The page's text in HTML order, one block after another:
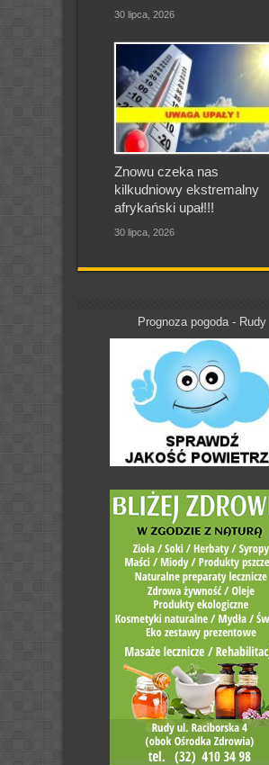
30 lipca, 2026
Znowu czeka nas
kilkudniowy ekstremalny
afrykański upał!!!
30 lipca, 2026
Prognoza pogoda - Rudy